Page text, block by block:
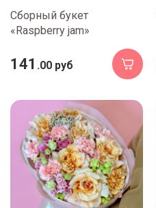
Сборный букет
«Raspberry jam»
141 .00 руб